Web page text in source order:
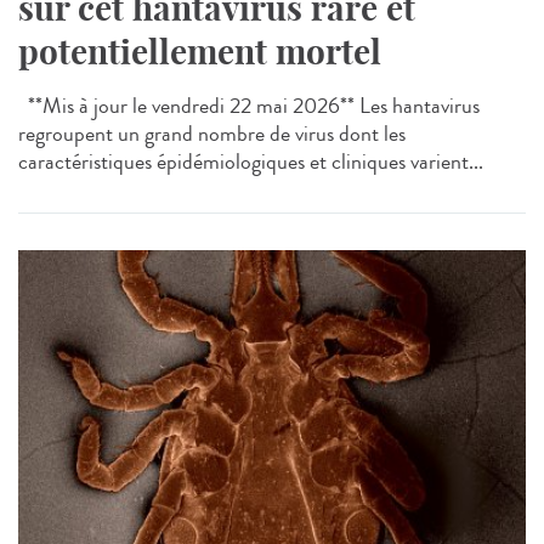
potentiellement mortel
**Mis à jour le vendredi 22 mai 2026** Les hantavirus
regroupent un grand nombre de virus dont les
caractéristiques épidémiologiques et cliniques varient...